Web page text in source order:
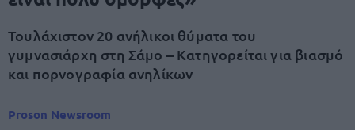
Τουλάχιστον 20 ανήλικοι θύματα του
γυμνασιάρχη στη Σάμο – Κατηγορείται για βιασμό
και πορνογραφία ανηλίκων
Proson Newsroom